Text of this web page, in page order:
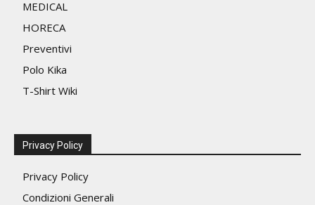
MEDICAL
HORECA
Preventivi
Polo Kika
T-Shirt Wiki
Privacy Policy
Privacy Policy
Condizioni Generali